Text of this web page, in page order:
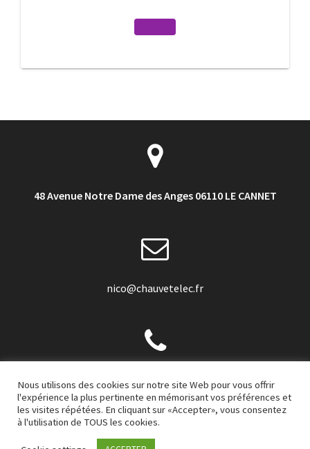
48 Avenue Notre Dame des Anges 06110 LE CANNET
nico@chauvetelec.fr
+33 6 22 97 36 32
Nous utilisons des cookies sur notre site Web pour vous offrir
l'expérience la plus pertinente en mémorisant vos préférences et
les visites répétées. En cliquant sur «Accepter», vous consentez
à l'utilisation de TOUS les cookies.